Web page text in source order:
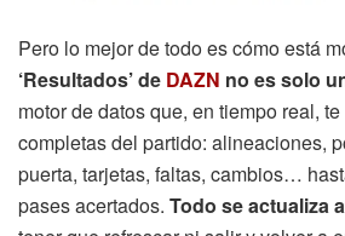
Pero lo mejor de todo es cómo está
‘Resultados’ de DAZN no es solo
motor de datos que, en tiempo real,
completas del partido: alineaciones,
puerta, tarjetas, faltas, cambios…
pases acertados. Todo se actualiza